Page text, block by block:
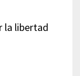
la libertad